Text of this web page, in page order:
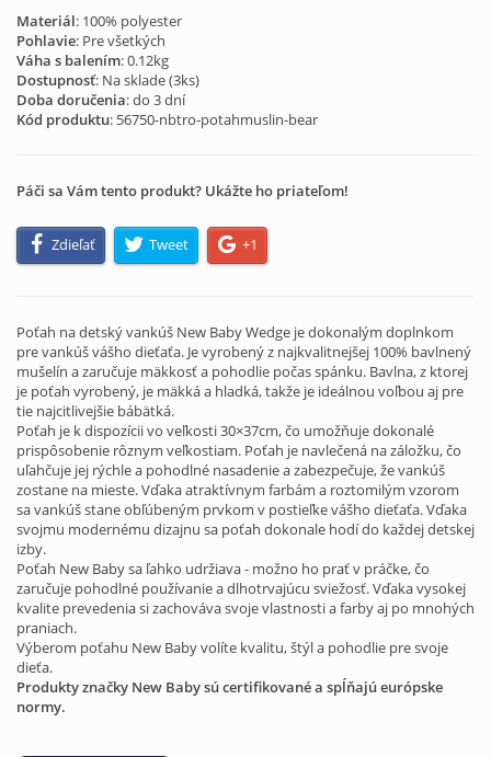
Materiál: 100% polyester
Pohlavie: Pre všetkých
Váha s balením: 0.12kg
Dostupnosť: Na sklade (3ks)
Doba doručenia: do 3 dní
Kód produktu: 56750-nbtro-potahmuslin-bear
Páči sa Vám tento produkt? Ukážte ho priateľom!
Zdieľať Tweet +1
Poťah na detský vankúš New Baby Wedge je dokonalým doplnkom
pre vankúš vášho dieťaťa. Je vyrobený z najkvalitnejšej 100% bavlnený
mušelín a zaručuje mäkkosť a pohodlie počas spánku. Bavlna, z ktorej
je poťah vyrobený, je mäkká a hladká, takže je ideálnou voľbou aj pre
tie najcitlivejšie bábätká.
Poťah je k dispozícii vo veľkosti 30×37cm, čo umožňuje dokonalé
prispôsobenie rôznym veľkostiam. Poťah je navlečená na záložku, čo
uľahčuje jej rýchle a pohodlné nasadenie a zabezpečuje, že vankúš
zostane na mieste. Vďaka atraktívnym farbám a roztomilým vzorom
sa vankúš stane obľúbeným prvkom v postieľke vášho dieťaťa. Vďaka
svojmu modernému dizajnu sa poťah dokonale hodí do každej detskej
izby.
Poťah New Baby sa ľahko udržiava - možno ho prať v práčke, čo
zaručuje pohodlné používanie a dlhotrvajúcu sviežosť. Vďaka vysokej
kvalite prevedenia si zachováva svoje vlastnosti a farby aj po mnohých
praniach.
Výberom poťahu New Baby volíte kvalitu, štýl a pohodlie pre svoje
dieťa.
Produkty značky New Baby sú certifikované a spĺňajú európske
normy.